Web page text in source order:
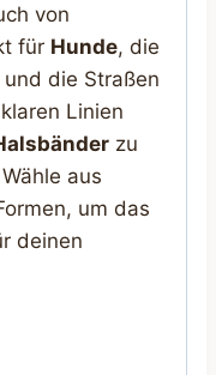
von
für Hunde, die
die Straßen
Linien
zu
aus
um das
deinen